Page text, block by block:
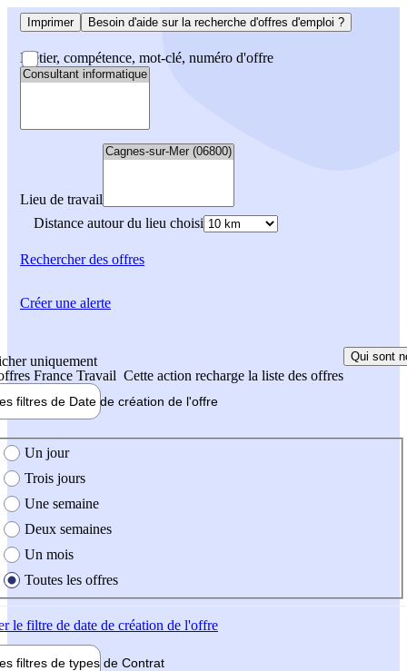
Imprimer Besoin d'aide sur la recherche d'offres d'emploi ?
Métier, compétence, mot-clé, numéro d'offre
Lieu de travail
Distance autour du lieu choisi
Rechercherdes offres
uniquement
France Travail Cette action recharge la liste des offres
Qui sont
filtres de Date de création de l'offre
création de l'offre
Un jour
Trois jours
Une semaine
Deux semaines
Un mois
Toutes les offres
le filtre de date de création de l'offre
filtres de types de Contrat
Créer une alerte